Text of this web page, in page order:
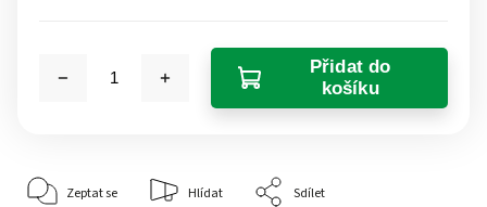
Přidat do
košíku
Zeptat se Hlídat Sdílet